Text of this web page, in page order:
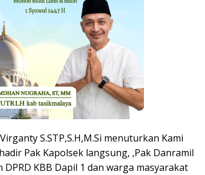
S.STP,S.H,M.Si menuturkan Kami
Pak Kapolsek langsung, ,Pak Danramil
KBB Dapil 1 dan warga masyarakat